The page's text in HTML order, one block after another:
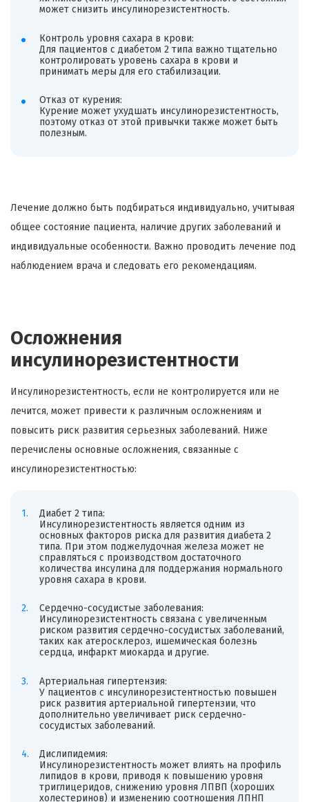
может снизить инсулинорезистентность.
Контроль уровня сахара в крови:
Для пациентов с диабетом 2 типа важно тщательно
контролировать уровень сахара в крови и
принимать меры для его стабилизации.
Отказ от курения:
Курение может ухудшать инсулинорезистентность,
поэтому отказ от этой привычки также может быть
полезным.
Лечение должно быть подбираться индивидуально, учитывая
общее состояние пациента, наличие других заболеваний и
индивидуальные особенности. Важно проводить лечение под
наблюдением врача и следовать его рекомендациям.
Осложнения
инсулинорезистентности
Инсулинорезистентность, если не контролируется или не
лечится, может привести к различным осложнениям и
повысить риск развития серьезных заболеваний. Ниже
перечислены основные осложнения, связанные с
инсулинорезистентностью:
Диабет 2 типа:
Инсулинорезистентность является одним из
основных факторов риска для развития диабета 2
типа. При этом поджелудочная железа может не
справляться с производством достаточного
количества инсулина для поддержания нормального
уровня сахара в крови.
Сердечно-сосудистые заболевания:
Инсулинорезистентность связана с увеличенным
риском развития сердечно-сосудистых заболеваний,
таких как атеросклероз, ишемическая болезнь
сердца, инфаркт миокарда и другие.
Артериальная гипертензия:
У пациентов с инсулинорезистентностью повышен
риск развития артериальной гипертензии, что
дополнительно увеличивает риск сердечно-
сосудистых заболеваний.
Дислипидемия:
Инсулинорезистентность может влиять на профиль
липидов в крови, приводя к повышению уровня
триглицеридов, снижению уровня ЛПВП (хороших
холестеринов) и изменению соотношения ЛПНП